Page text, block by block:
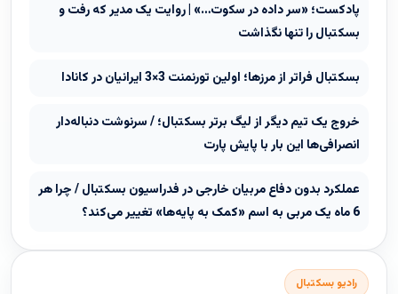
پادکست؛ «سر داده در سکوت…» | روایت یک مدیر که رفت و
بسکتبال را تنها نگذاشت
بسکتبال فراتر از مرزها؛ اولین تورنمنت 3×3 ایرانیان در کانادا
خروج یک تیم دیگر از لیگ برتر بسکتبال؛ / سرنوشت دنباله‌دار
انصرافی‌ها این بار با پایش پارت
عملکرد بدون دفاع مربیان خارجی در فدراسیون بسکتبال / چرا هر
6 ماه یک مربی به اسم «کمک به پایه‌ها» تغییر می‌کند؟
رادیو بسکتبال